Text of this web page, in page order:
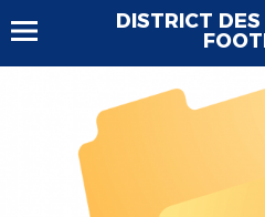
DISTRICT